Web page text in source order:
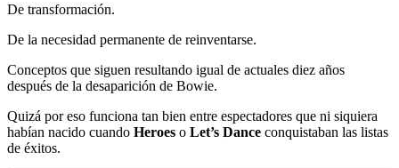
De transformación.
De la necesidad permanente de reinventarse.
Conceptos que siguen resultando igual de actuales diez años
después de la desaparición de Bowie.
Quizá por eso funciona tan bien entre espectadores que ni siquiera
habían nacido cuando Heroes o Let’s Dance conquistaban las listas
de éxitos.